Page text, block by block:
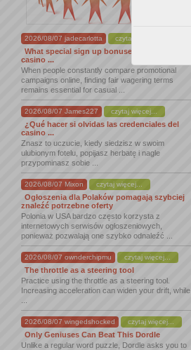
2026/08/07 jadecarlotta czytaj więcej...
What special sign up bonuses does dracula
casino ...
When people constantly compare promotional
campaigns online, finding fair wagering terms
remains essential for casual ...
2026/08/07 James227 czytaj więcej...
¿Qué hacer si olvidas las credenciales del
casino ...
Znasz to uczucie, kiedy siedzisz w swoim
ulubionym fotelu, popijasz herbatę i nagle
przypominasz sobie ...
2026/08/07 Mixon czytaj więcej...
Ogłoszenia dla Polaków pomagają szybciej
znaleźć potrzebne oferty
Polonia w USA bardzo często korzysta z
internetowych serwisów ogłoszeniowych,
ponieważ pozwalają one szybko odnaleźć ...
2026/08/07 ownderchipmu czytaj więcej...
The throttle as a steering tool
Practice using the throttle as a steering tool.
Increasing acceleration can widen your drift, while
2026/08/07 wingedshocked czytaj więcej...
Only Geniuses Can Beat This Dordle
Unlike a regular word puzzle, Dordle asks you to